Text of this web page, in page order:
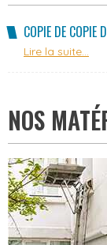
COPIE DE COPIE
Lire la suite...
NOS